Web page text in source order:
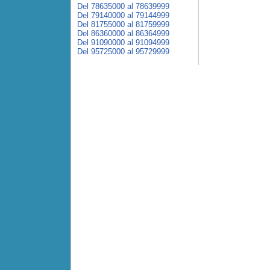
Del 78635000 al 78639999
Del 79140000 al 79144999
Del 81755000 al 81759999
Del 86360000 al 86364999
Del 91090000 al 91094999
Del 95725000 al 95729999